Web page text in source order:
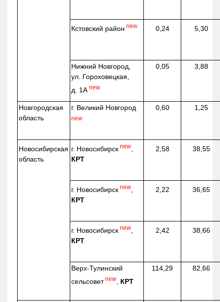
Кстовский район new 0,24 5,30
Нижний Новгород,
ул. Гороховецкая,
д. 1А new
0,05 3,88
Новгородская
область
г. Великий Новгород
new
0,60 1,25
Новосибирская
область
г. Новосибирск new
КРТ
2,58 38,55
г. Новосибирск new
КРТ
2,22 36,65
г. Новосибирск new
КРТ
2,42 38,66
Верх-Тулинский
сельсовет new КРТ
114,29 82,66